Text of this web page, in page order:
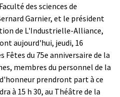
des sciences de
Garnier, et le président
de L'Industrielle-Alliance,
aujourd'hui, jeudi, 16
du 75e anniversaire de la
membres du personnel de la
prendront part à ce
à 15 h 30, au Théâtre de la